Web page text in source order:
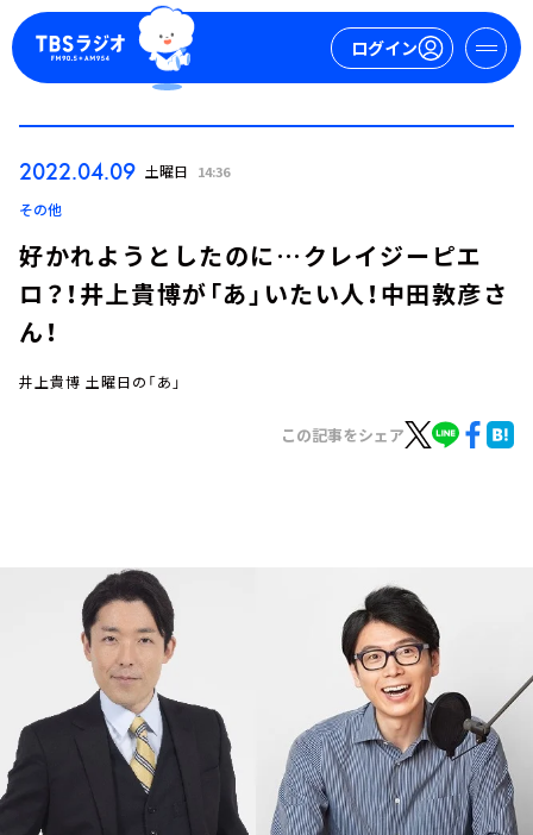
ログイン
イベント・グッズ
YouTube
会社情報
2022.04.09 土曜日 14:36
その他
好かれようとしたのに…クレイジーピエ
ロ？！井上貴博が「あ」いたい人！中田敦彦さ
ん！
井上貴博 土曜日の「あ」
この記事をシェア